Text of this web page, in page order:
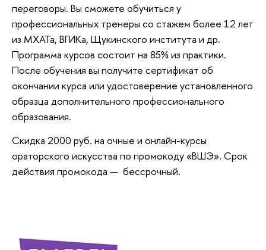
переговоры. Вы сможете обучиться у
профессиональных тренеры со стажем более 12 лет
из МХАТа, ВГИКа, Щукинского института и др.
Программа курсов состоит на 85% из практики.
После обучения вы получите сертификат об
окончании курса или удостоверение установленного
образца дополнительного профессионального
образования.
Скидка 2000 руб. на очные и онлайн-курсы
ораторского искусства по промокоду «ВШЭ». Срок
действия промокода — бессрочный.